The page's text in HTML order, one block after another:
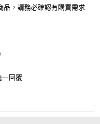
，請務必確認有購買需求
回覆